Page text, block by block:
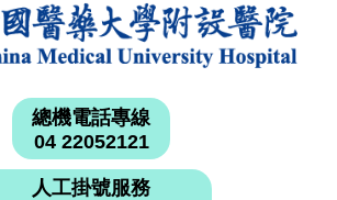
總機電話專線
04 22052121
人工掛號服務